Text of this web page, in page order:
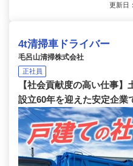
更新日
4t清掃車ドライバー
毛呂山清掃株式会社
正社員
【社会貢献度の高い仕事
設立60年を迎えた安定企業